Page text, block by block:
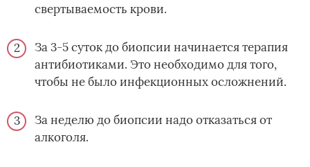
свертываемость крови.
За 3-5 суток до биопсии начинается терапия
антибиотиками. Это необходимо для того,
чтобы не было инфекционных осложнений.
За неделю до биопсии надо отказаться от
алкоголя.